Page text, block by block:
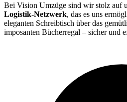
Bei Vision Umzüge sind wir stolz auf
Logistik-Netzwerk, das es uns
eleganten Schreibtisch über das
imposanten Bücherregal – sicher und